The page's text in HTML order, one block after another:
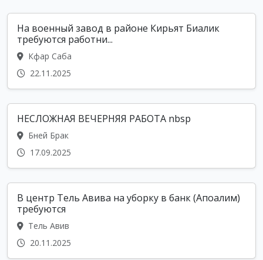
На военный завод в районе Кирьят Биалик
требуются работни...
Кфар Саба
22.11.2025
НЕСЛОЖНАЯ ВЕЧЕРНЯЯ РАБОТА nbsp
Бней Брак
17.09.2025
В центр Тель Авива на уборку в банк (Апоалим)
требуются
Тель Авив
20.11.2025